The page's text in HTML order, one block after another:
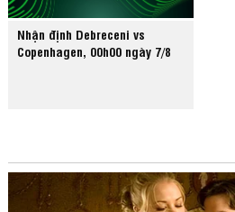
Nhận định Debreceni vs
Copenhagen, 00h00 ngày 7/8